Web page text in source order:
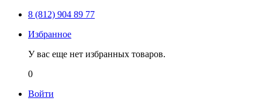
8 (812) 904 89 77
Избранное
У вас еще нет избранных товаров.
0
Войти